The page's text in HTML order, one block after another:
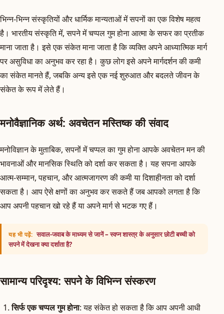
भिन्न-भिन्न संस्कृतियों और धार्मिक मान्यताओं में सपनों का एक विशेष महत्व
है। भारतीय संस्कृति में, सपने में चप्पल गुम होना आत्मा के सफर का प्रतीक
माना जाता है। इसे एक संकेत माना जाता है कि व्यक्ति अपने आध्यात्मिक मार्ग
पर असुविधा का अनुभव कर रहा है। कुछ लोग इसे अपने मार्गदर्शन की कमी
का संकेत मानते हैं, जबकि अन्य इसे एक नई शुरुआत और बदलते जीवन के
संकेत के रूप में लेते हैं।
मनोवैज्ञानिक अर्थ: अवचेतन मस्तिष्क की संवाद
मनोविज्ञान के मुताबिक, सपनों में चप्पल का गुम होना आपके अवचेतन मन की
भावनाओं और मानसिक स्थिति को दर्शा कर सकता है। यह सपना आपके
आत्म-सम्मान, पहचान, और आत्मजागरण की कमी या दिशाहीनता को दर्शा
सकता है। आप ऐसे क्षणों का अनुभव कर सकते हैं जब आपको लगता है कि
आप अपनी पहचान खो रहे हैं या अपने मार्ग से भटक गए हैं।
यह भी पढ़ें: सवाल-जवाब के माध्यम से जानें – स्वप्न शास्त्र के अनुसार छोटी बच्ची को
सपने में देखना क्या दर्शाता है?
सामान्य परिदृश्य: सपने के विभिन्न संस्करण
सिर्फ एक चप्पल गुम होना: यह संकेत हो सकता है कि आप अपनी आधी